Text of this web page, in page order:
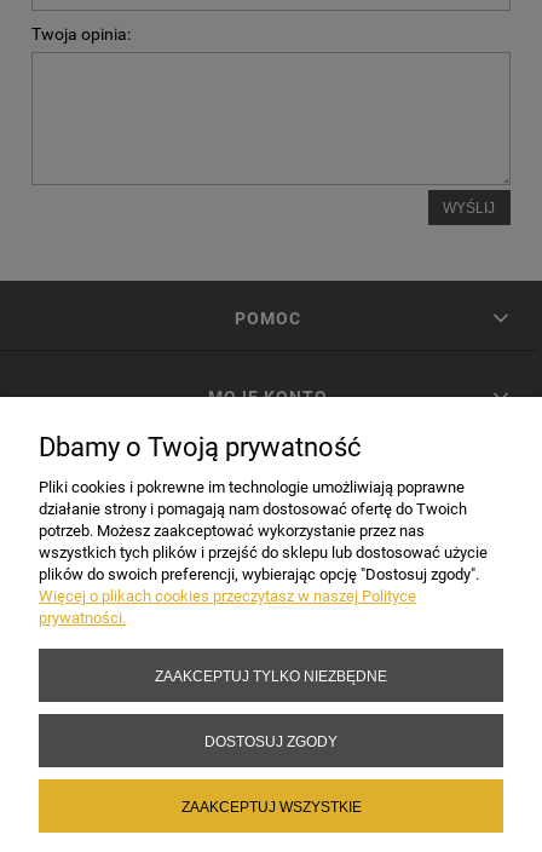
Twoja opinia:
WYŚLIJ
POMOC
MOJE KONTO
INFORMACJE
Copyright 2017-2026 Sakramento.pl
Dbamy o Twoją prywatność
Pliki cookies i pokrewne im technologie umożliwiają poprawne
działanie strony i pomagają nam dostosować ofertę do Twoich
potrzeb. Możesz zaakceptować wykorzystanie przez nas
wszystkich tych plików i przejść do sklepu lub dostosować użycie
plików do swoich preferencji, wybierając opcję "Dostosuj zgody".
Więcej o plikach cookies przeczytasz w naszej Polityce
prywatności.
ZAAKCEPTUJ TYLKO NIEZBĘDNE
DOSTOSUJ ZGODY
ZAAKCEPTUJ WSZYSTKIE